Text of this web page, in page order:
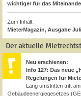
wichtiger für das
Zum Inhalt:
MieterMagazin, Ausgabe
Der aktuelle
Neu erschienen:
Info 127: Das neue
Regelungen für
Lang umstritten tritt
Gebäudeenergiegesetzes